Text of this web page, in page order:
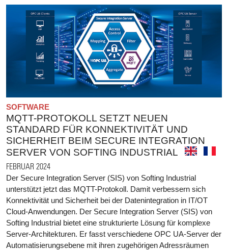
SOFTWARE
MQTT-PROTOKOLL SETZT NEUEN
STANDARD FÜR KONNEKTIVITÄT UND
SICHERHEIT BEIM SECURE INTEGRATION
SERVER VON SOFTING INDUSTRIAL
FEBRUAR 2024
Der Secure Integration Server (SIS) von Softing Industrial
unterstützt jetzt das MQTT-Protokoll. Damit verbessern sich
Konnektivität und Sicherheit bei der Datenintegration in IT/OT
Cloud-Anwendungen. Der Secure Integration Server (SIS) von
Softing Industrial bietet eine strukturierte Lösung für komplexe
Server-Architekturen. Er fasst verschiedene OPC UA-Server der
Automatisierungsebene mit ihren zugehörigen Adressräumen